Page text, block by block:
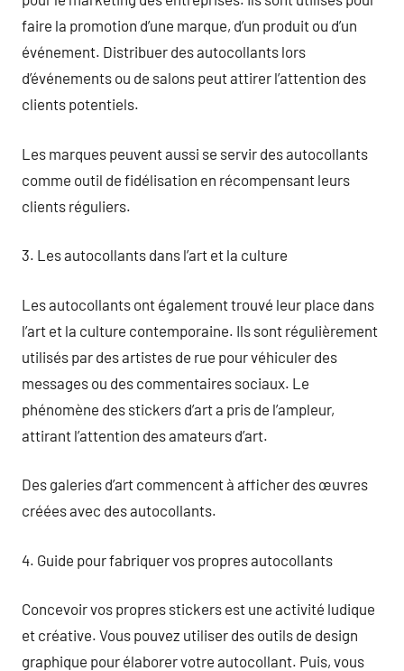
faire la promotion d’une marque, d’un produit ou d’un
événement. Distribuer des autocollants lors
d’événements ou de salons peut attirer l’attention des
clients potentiels.
Les marques peuvent aussi se servir des autocollants
comme outil de fidélisation en récompensant leurs
clients réguliers.
3. Les autocollants dans l’art et la culture
Les autocollants ont également trouvé leur place dans
l’art et la culture contemporaine. Ils sont régulièrement
utilisés par des artistes de rue pour véhiculer des
messages ou des commentaires sociaux. Le
phénomène des stickers d’art a pris de l’ampleur,
attirant l’attention des amateurs d’art.
Des galeries d’art commencent à afficher des œuvres
créées avec des autocollants.
4. Guide pour fabriquer vos propres autocollants
Concevoir vos propres stickers est une activité ludique
et créative. Vous pouvez utiliser des outils de design
graphique pour élaborer votre autocollant. Puis, vous